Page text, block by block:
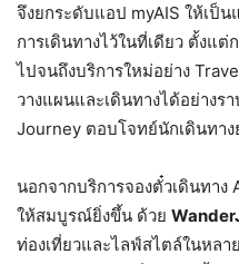
จึงยกระดับแอป myAIS ให้เป็
การเดินทางไว้ในที่เดียว ตั้งแ
ไปจนถึงบริการใหม่อย่าง
วางแผนและเดินทางได้อย่างร
Journey ตอบโจทย์นักเดินทา
นอกจากบริการจองตั๋วเดินทาง
ให้สมบูรณ์ยิ่งขึ้น ด้วย
ท่องเที่ยวและไลฟ์สไตล์ในหลา